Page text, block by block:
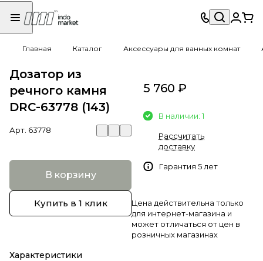
Главная Каталог Аксессуары для ванных комнат
Дозатор из
речного камня
DRC-63778 (143)
Арт. 63778
В корзину
Купить в 1 клик
Характеристики
5 760 ₽
В наличии: 1
Рассчитать
доставку
Гарантия 5 лет
Цена действительна только
для интернет-магазина и
может отличаться от цен в
розничных магазинах